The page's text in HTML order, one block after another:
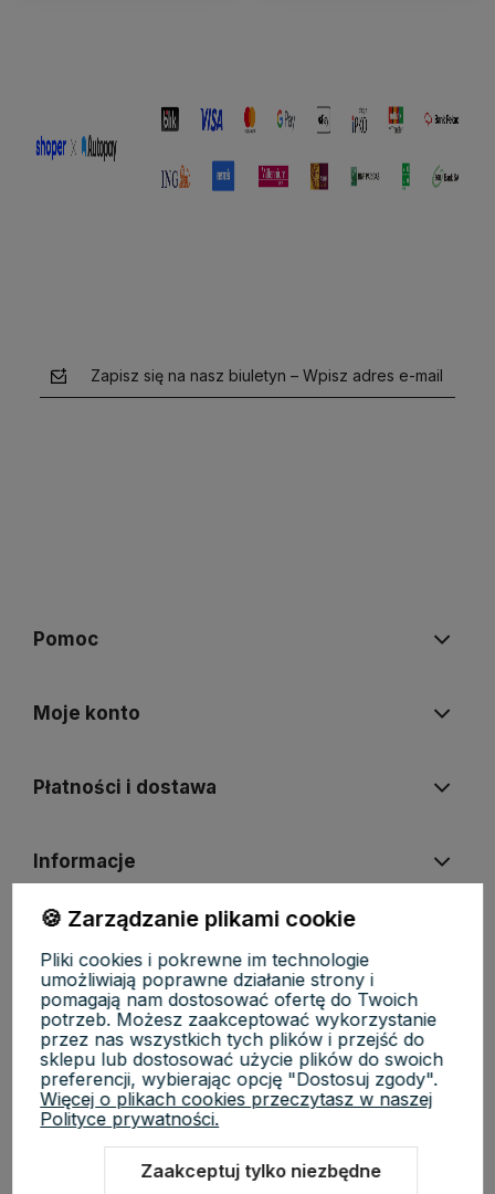
Zapisz się na nasz biuletyn – Wpisz adres e-mail
Pomoc
Moje konto
Płatności i dostawa
Informacje
KosmetycznyRaj.pl | ul. Michała Drzymały 8/61, 02-495 Warszawa |
NIP: 5223279970 | REGON: 527118819 | Email:
sklep@kosmetycznyraj.pl| Telefon:662 274 654
🍪 Zarządzanie plikami cookie
Pliki cookies i pokrewne im technologie
umożliwiają poprawne działanie strony i
pomagają nam dostosować ofertę do Twoich
potrzeb. Możesz zaakceptować wykorzystanie
przez nas wszystkich tych plików i przejść do
sklepu lub dostosować użycie plików do swoich
preferencji, wybierając opcję "Dostosuj zgody".
Więcej o plikach cookies przeczytasz w naszej
Polityce prywatności.
Zaakceptuj tylko niezbędne